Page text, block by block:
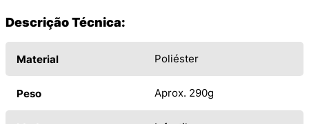
Descrição Técnica:
Material Poliéster
Peso Aprox. 290g